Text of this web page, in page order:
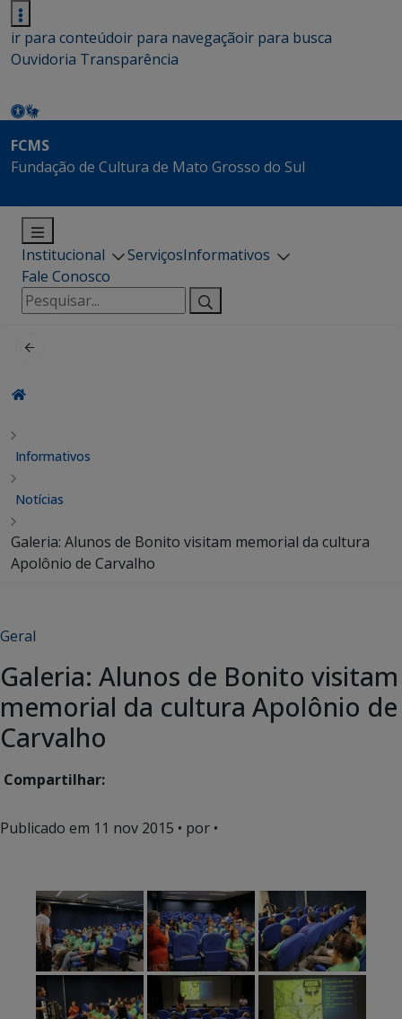
ir para conteúdoir para navegaçãoir para busca
Ouvidoria Transparência
FCMS
Fundação de Cultura de Mato Grosso do Sul
Institucional ServiçosInformativos
Fale Conosco
Pesquisar
por:
Informativos
Notícias
Galeria: Alunos de Bonito visitam memorial da cultura
Apolônio de Carvalho
Geral
Galeria: Alunos de Bonito visitam
memorial da cultura Apolônio de
Carvalho
Compartilhar:
Publicado em 11 nov 2015 • por •